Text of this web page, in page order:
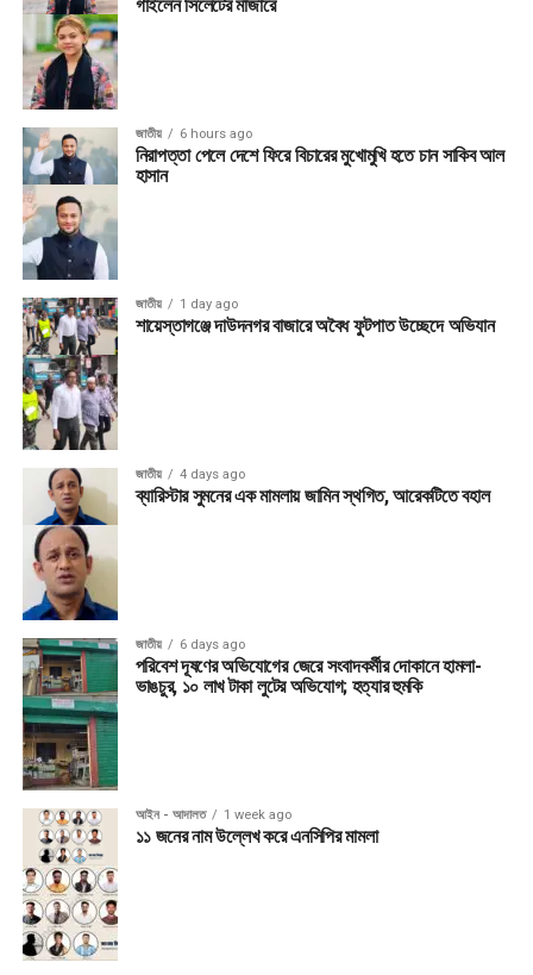
গাইলেন সিলেটের মাজারে
জাতীয় 6 hours ago
নিরাপত্তা পেলে দেশে ফিরে বিচারের মুখোমুখি হতে চান সাকিব আল
হাসান
জাতীয় 1 day ago
শায়েস্তাগঞ্জে দাউদনগর বাজারে অবৈধ ফুটপাত উচ্ছেদে অভিযান
জাতীয় 4 days ago
ব্যারিস্টার সুমনের এক মামলায় জামিন স্থগিত, আরেকটিতে বহাল
জাতীয় 6 days ago
পরিবেশ দূষণের অভিযোগের জেরে সংবাদকর্মীর দোকানে হামলা-
ভাঙচুর, ১০ লাখ টাকা লুটের অভিযোগ; হত্যার হুমকি
আইন - আদালত 1 week ago
১১ জনের নাম উল্লেখ করে এনসিপির মামলা